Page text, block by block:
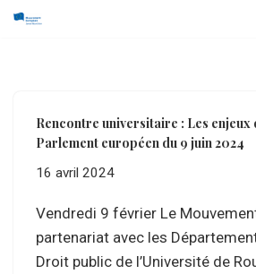
Rencontre universitaire : Les enjeux
Parlement européen du 9 juin 2024
16 avril 2024
Vendredi 9 février Le
partenariat avec les
Droit public de l’Université de